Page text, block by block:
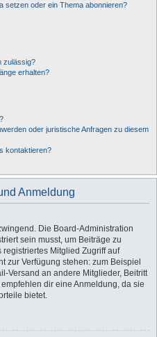
setzen oder ein Thema abonnieren?
zulässig?
erhalten?
oder juristische Anfragen zu diesem
kontaktieren?
Anmeldung
Die Board-Administration
sein musst, um Beiträge zu
Mitglied Zugriff auf
zur Verfügung stehen: zum Beispiel
Versand an andere Mitglieder, Beitritt
dir eine Anmeldung, da sie
bietet.